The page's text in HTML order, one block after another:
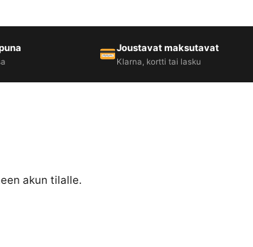
Joustavat maksutavat
Klarna, kortti tai lasku
akun tilalle.